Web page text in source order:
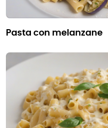
pasta con melanzane